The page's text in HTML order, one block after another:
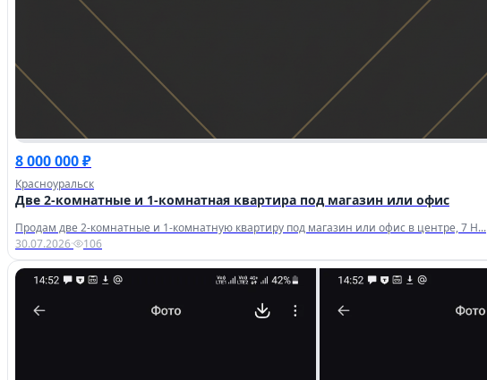
8 000 000 ₽
Красноуральск
Две 2-комнатные и 1-комнатная квартира под магазин или офис
Продам две 2-комнатные и 1-комнатную квартиру под магазин или офис в центре, 7 Н...
30.07.2026· 106